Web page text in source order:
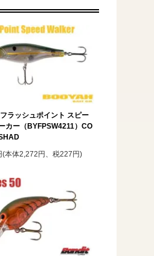
ラッシュポイント スピー
カー（BYFPSW4211）CO
(本体2,272円、税227円)